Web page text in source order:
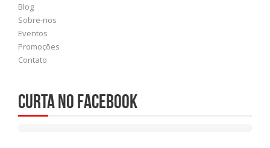
Blog
Sobre-nos
Eventos
Promoções
Contato
Curta no Facebook